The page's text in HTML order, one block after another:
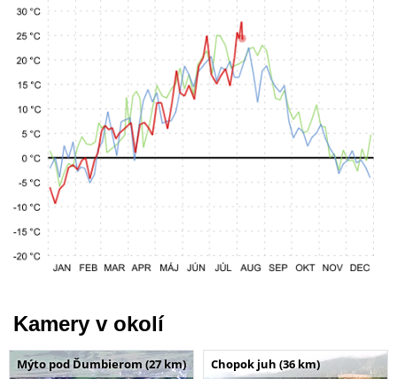
Kamery v okolí
Mýto pod Ďumbierom (27 km) Chopok juh (36 km)